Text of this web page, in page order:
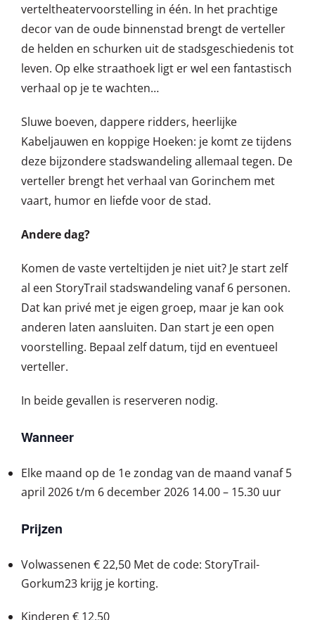
verteltheatervoorstelling in één. In het prachtige
decor van de oude binnenstad brengt de verteller
de helden en schurken uit de stadsgeschiedenis tot
leven. Op elke straathoek ligt er wel een fantastisch
verhaal op je te wachten…
Sluwe boeven, dappere ridders, heerlijke
Kabeljauwen en koppige Hoeken: je komt ze tijdens
deze bijzondere stadswandeling allemaal tegen. De
verteller brengt het verhaal van Gorinchem met
vaart, humor en liefde voor de stad.
Andere dag?
Komen de vaste verteltijden je niet uit? Je start zelf
al een StoryTrail stadswandeling vanaf 6 personen.
Dat kan privé met je eigen groep, maar je kan ook
anderen laten aansluiten. Dan start je een open
voorstelling. Bepaal zelf datum, tijd en eventueel
verteller.
In beide gevallen is reserveren nodig.
Wanneer
Elke maand op de 1e zondag van de maand vanaf 5
april 2026 t/m 6 december 2026 14.00 – 15.30 uur
Prijzen
Volwassenen € 22,50 Met de code: StoryTrail-
Gorkum23 krijg je korting.
Kinderen € 12,50